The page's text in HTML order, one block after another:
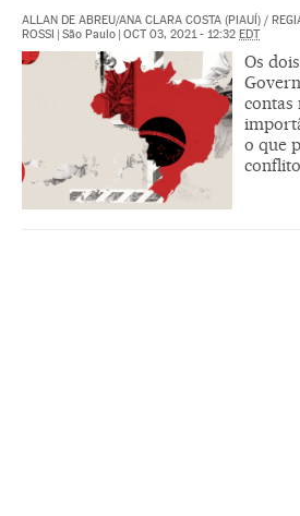
ALLAN DE ABREU/ANA CLARA COSTA (PIAUÍ) /
ROSSI | São Paulo | OCT 03, 2021 - 12:32 EDT
Os
contas
o que